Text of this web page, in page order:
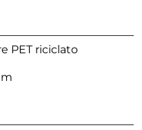
PET riciclato